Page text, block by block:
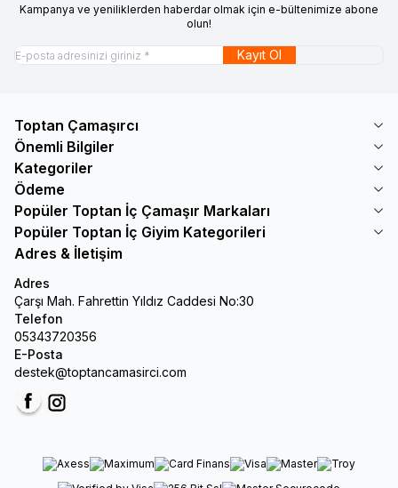
Kampanya ve yeniliklerden haberdar olmak için e-bültenimize abone
olun!
Kayıt Ol
Toptan Çamaşırcı
Önemli Bilgiler
Kategoriler
Ödeme
Popüler Toptan İç Çamaşır Markaları
Popüler Toptan İç Giyim Kategorileri
Adres & İletişim
Adres
Çarşı Mah. Fahrettin Yıldız Caddesi No:30
Telefon
05343720356
E-Posta
destek@toptancamasirci.com
FacebookInstagram